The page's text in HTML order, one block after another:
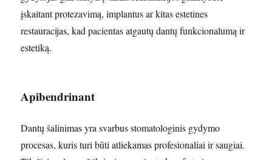
įskaitant protezavimą, implantus ar kitas estetines
restauracijas, kad pacientas atgautų dantų funkcionalumą ir
estetiką.
Apibendrinant
Dantų šalinimas yra svarbus stomatologinis gydymo
procesas, kuris turi būti atliekamas profesionaliai ir saugiai.